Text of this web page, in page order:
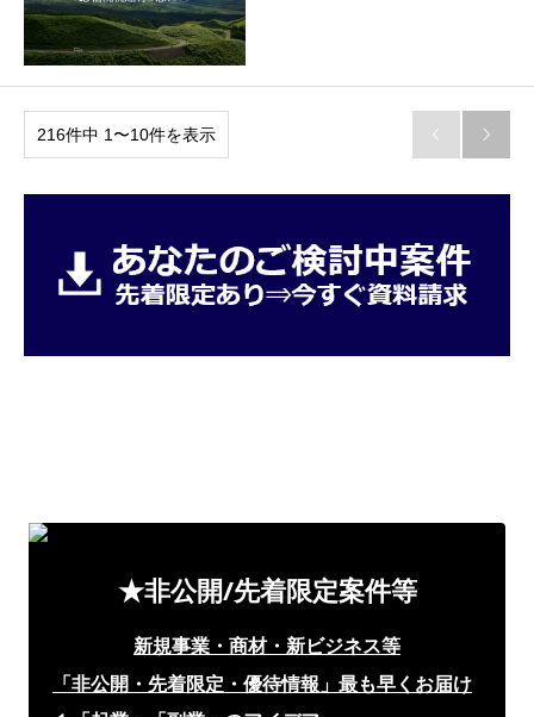
216件中 1〜10件を表示  
★非公開/先着限定案件等
新規事業・商材・新ビジネス等
「非公開・先着限定・優待情報」 最も早くお届け